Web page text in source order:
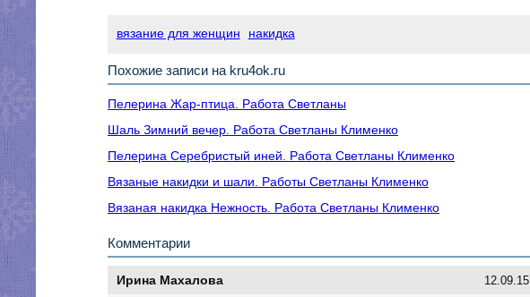
вязание для женщин накидка
Похожие записи на kru4ok.ru
Пелерина Жар-птица. Работа Светланы
Шаль Зимний вечер. Работа Светланы Клименко
Пелерина Серебристый иней. Работа Светланы Клименко
Вязаные накидки и шали. Работы Светланы Клименко
Вязаная накидка Нежность. Работа Светланы Клименко
Комментарии
Ирина Махалова 12.09.15